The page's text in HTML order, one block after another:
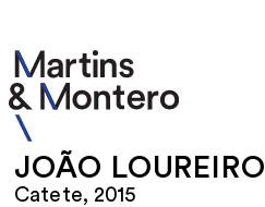
JOÃO LOUREIRO
Catete, 2015